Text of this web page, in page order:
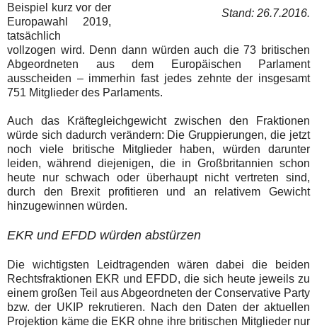
Stand: 26.7.2016.
Beispiel kurz vor der
Europawahl 2019,
tatsächlich
vollzogen wird. Denn dann würden auch die 73 britischen
Abgeordneten aus dem Europäischen Parlament
ausscheiden – immerhin fast jedes zehnte der insgesamt
751 Mitglieder des Parlaments.
Auch das Kräftegleichgewicht zwischen den Fraktionen
würde sich dadurch verändern: Die Gruppierungen, die jetzt
noch viele britische Mitglieder haben, würden darunter
leiden, während diejenigen, die in Großbritannien schon
heute nur schwach oder überhaupt nicht vertreten sind,
durch den Brexit profitieren und an relativem Gewicht
hinzugewinnen würden.
EKR und EFDD würden abstürzen
Die wichtigsten Leidtragenden wären dabei die beiden
Rechtsfraktionen EKR und EFDD, die sich heute jeweils zu
einem großen Teil aus Abgeordneten der Conservative Party
bzw. der UKIP rekrutieren. Nach den Daten der aktuellen
Projektion käme die EKR ohne ihre britischen Mitglieder nur